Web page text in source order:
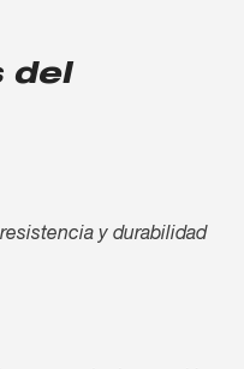
del
y durabilidad